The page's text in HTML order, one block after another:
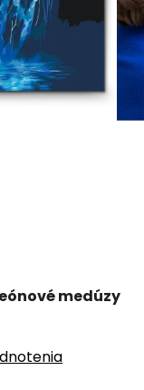
medúzy